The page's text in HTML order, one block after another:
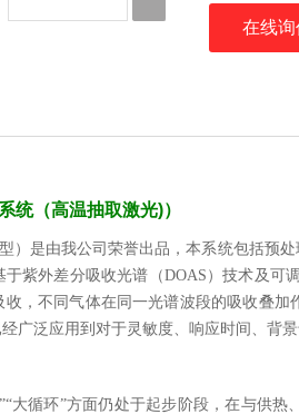
在线询
统（高温抽取激光)）
）是由我公司荣誉出品，本系统包括预
紫外差分吸收光谱（DOAS）技术及
，不同气体在同一光谱波段的吸收叠
广泛应用到对于灵敏度、响应时间、背
大循环”方面仍处于起步阶段，在与供